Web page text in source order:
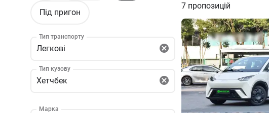
Під пригон
Тип транспорту
Легкові
Тип кузову
Хетчбек
Марка
7 пропозицій